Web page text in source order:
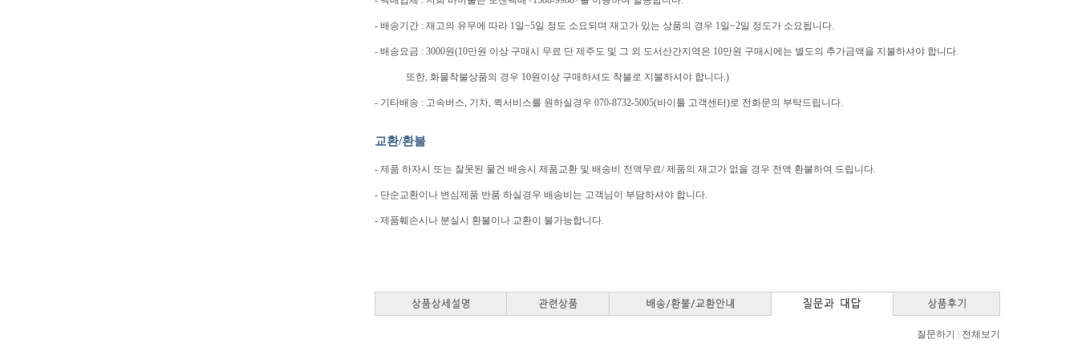
- 배송기간 : 재고의 유무에 따라 1일~5일 정도 소요되며 재고가 있는 상품의 경우 1일~2일 정도가 소요됩니다.
- 배송요금 : 3000원(10만원 이상 구매시 무료 단 제주도 및 그 외 도서산간지역은 10만원 구매시에는 별도의 추가금액을 지불하셔야 합니다.
또한, 화물착불상품의 경우 10원이상 구매하셔도 착불로 지불하셔야 합니다.)
- 기타배송 : 고속버스, 기차, 퀵서비스를 원하실경우 070-8732-5005(바이툴 고객센터)로 전화문의 부탁드립니다.
교환/환불
- 제품 하자시 또는 잘못된 물건 배송시 제품교환 및 배송비 전액무료/ 제품의 재고가 없을 경우 전액 환불하여 드립니다.
- 단순교환이나 변심제품 반품 하실경우 배송비는 고객님이 부담하셔야 합니다.
- 제품훼손시나 분실시 환불이나 교환이 불가능합니다.
질문하기 전체보기